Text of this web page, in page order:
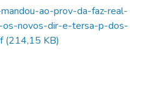
ao-prov-da-faz-real-
novos-dir-e-tersa-p-dos-
(214,15 KB)